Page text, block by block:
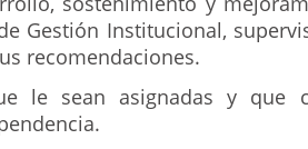
Gestión Institucional,
recomendaciones.
le sean asignadas y que